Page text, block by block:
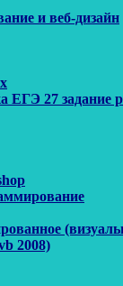
и веб-дизайн
ЕГЭ 27 задание
2008)